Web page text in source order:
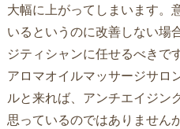
大幅に上がってしまいます。
いるというのに改善しない場
ジティシャンに任せるべきです
アロマオイルマッサージサロ
ルと来れば、アンチエイジン
思っているのではありません